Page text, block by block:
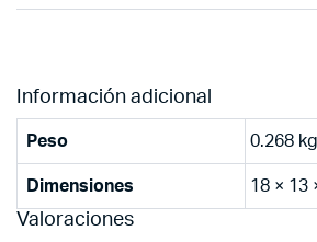
Información adicional
Peso 0.268 kg
Dimensiones 18 × 13
Valoraciones